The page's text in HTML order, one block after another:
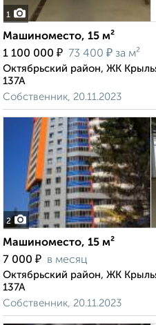
1
Машиноместо, 15 м²
1 100 000 ₽ 73 400 ₽ за м²
Октябрьский район, ЖК
137А
Собственник, 20.11.2023
2
Машиноместо, 15 м²
7 000 ₽ в месяц
Октябрьский район, ЖК
137А
Собственник, 20.11.2023